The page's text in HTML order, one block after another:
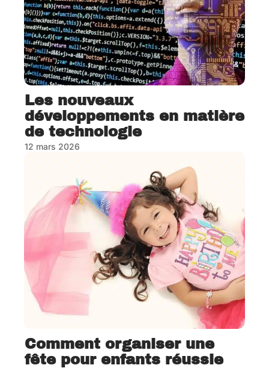
Les nouveaux
développements en matière
de technologie
12 mars 2026
Comment organiser une
fête pour enfants réussie